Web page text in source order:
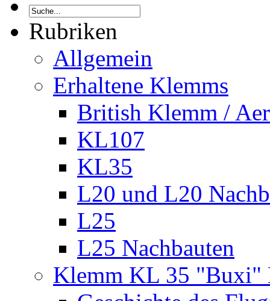
Rubriken
Allgemein
Erhaltene Klemms
British Klemm /
KL107
KL35
L20 und L20
L25
L25 Nachbauten
Klemm KL 35 "Buxi"